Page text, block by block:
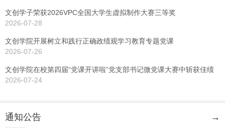
文创学子荣获2026VPC全国大学生虚拟制作大赛三等奖
2026-07-28
文创学院开展树立和践行正确政绩观学习教育专题党课
2026-07-26
文创学院在校第四届“党课开讲啦”党支部书记微党课大赛中斩获佳绩
2026-07-24
通知公告 →